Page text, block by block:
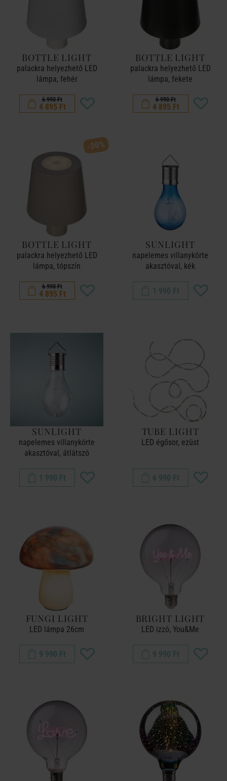
BOTTLE LIGHT
palackra helyezhető LED
lámpa, fehér
6 990 Ft
4 895 Ft
BOTTLE LIGHT
palackra helyezhető LED
lámpa, fekete
6 990 Ft
4 895 Ft
-30%
BOTTLE LIGHT
palackra helyezhető LED
lámpa, tópszín
6 990 Ft
4 895 Ft
SUNLIGHT
napelemes villanykörte
akasztóval, kék
1 990 Ft
SUNLIGHT
napelemes villanykörte
akasztóval, átlátszó
1 990 Ft
TUBE LIGHT
LED égősor, ezüst
6 990 Ft
FUNGI LIGHT
LED lámpa 26cm
9 990 Ft
BRIGHT LIGHT
LED izzó, You&Me
9 990 Ft